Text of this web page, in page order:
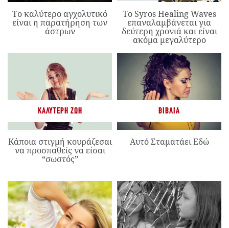
Το καλύτερο αγχολυτικό
είναι η παρατήρηση των
άστρων
Το Syros Healing Waves
επαναλαμβάνεται για
δεύτερη χρονιά και είναι
ακόμα μεγαλύτερο
ΚΑΛΎΤΕΡΗ ΖΩΉ
Κάποια στιγμή κουράζεσαι
να προσπαθείς να είσαι
“σωστός”
ΒΙΒΛΊΑ
Αυτό Σταματάει Εδώ